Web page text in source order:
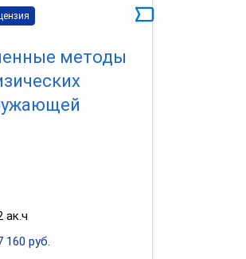
методы
ак.ч
160 руб.